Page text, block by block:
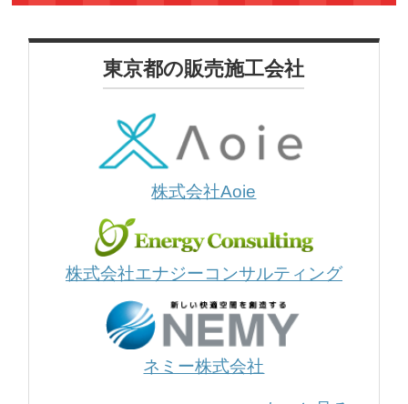
東京都の販売施工会社
株式会社Aoie
株式会社エナジーコンサルティング
ネミー株式会社